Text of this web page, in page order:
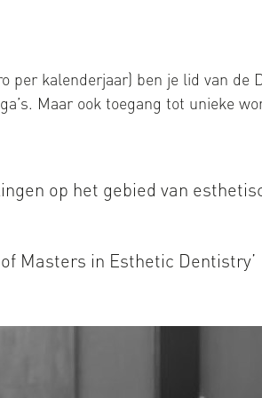
per kalenderjaar) ben je lid van
Maar ook toegang tot unieke
op het gebied van
Masters in Esthetic Dentistry’